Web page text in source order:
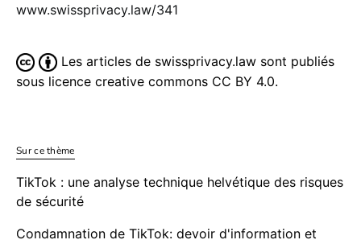
www.swissprivacy.law/341
Les articles de swissprivacy.law sont publiés
sous licence creative commons CC BY 4.0.
Sur ce thème
TikTok : une analyse technique helvétique des risques
de sécurité
Condamnation de TikTok: devoir d'information et